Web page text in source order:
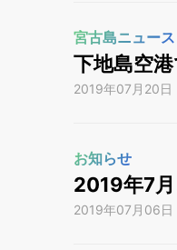
宮古島ニュース
下地島空
2019年07月20日
お知らせ
2019年7
2019年07月06日